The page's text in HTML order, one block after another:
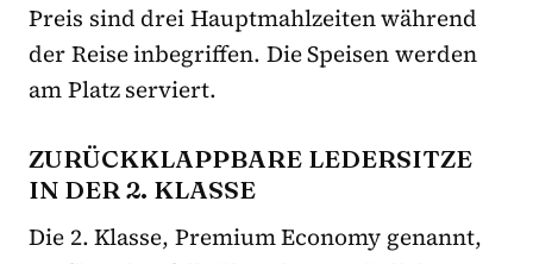
Preis sind drei Hauptmahlzeiten während
der Reise inbegriffen. Die Speisen werden
am Platz serviert.
ZURÜCKKLAPPBARE LEDERSITZE
IN DER 2. KLASSE
Die 2. Klasse, Premium Economy genannt,